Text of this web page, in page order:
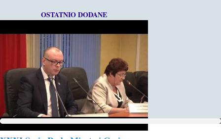
OSTATNIO DODANE